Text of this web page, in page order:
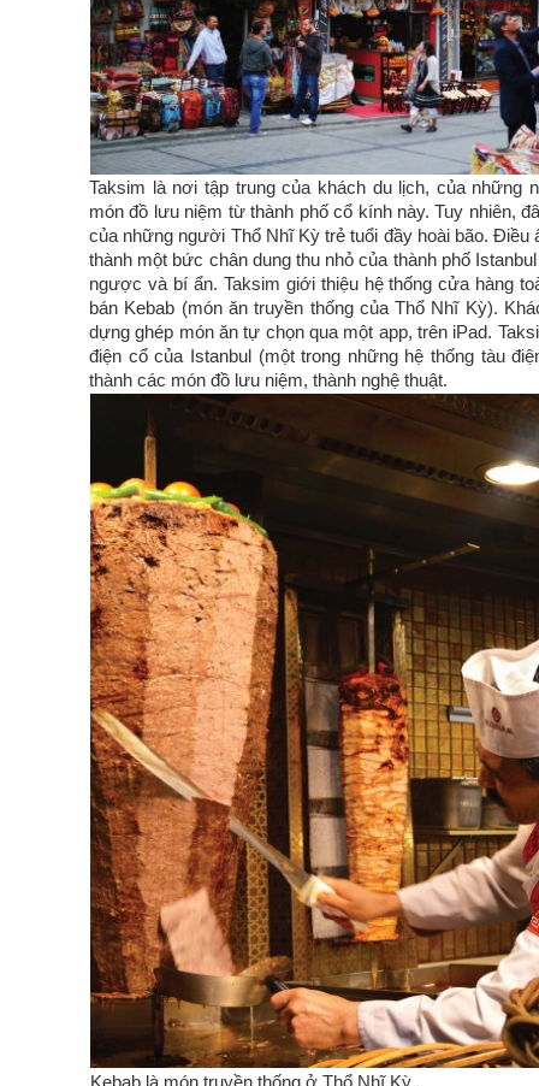
Taksim là nơi tập trung của khách du lịch, của những
món đồ lưu niệm từ thành phố cổ kính này. Tuy nhiên,
của những người Thổ Nhĩ Kỳ trẻ tuổi đầy hoài bão. Điều
thành một bức chân dung thu nhỏ của thành phố
ngược và bí ẩn. Taksim giới thiệu hệ thống cửa hàng
bán Kebab (món ăn truyền thống của Thổ Nhĩ Kỳ).
dựng ghép món ăn tự chọn qua một app, trên iPad.
điện cổ của Istanbul (một trong những hệ thống tàu
thành các món đồ lưu niệm, thành nghệ thuật.
Kebab là món truyền thống ở Thổ Nhĩ Kỳ.